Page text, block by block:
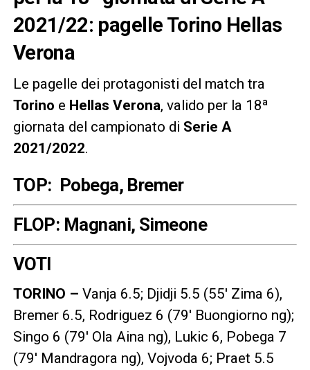
2021/22: pagelle Torino Hellas
Verona
Le pagelle dei protagonisti del match tra
Torino e Hellas Verona, valido per la 18ª
giornata del campionato di Serie A
2021/2022.
TOP: Pobega, Bremer
FLOP: Magnani, Simeone
VOTI
TORINO – Vanja 6.5; Djidji 5.5 (55′ Zima 6),
Bremer 6.5, Rodriguez 6 (79′ Buongiorno ng);
Singo 6 (79′ Ola Aina ng), Lukic 6, Pobega 7
(79′ Mandragora ng), Vojvoda 6; Praet 5.5